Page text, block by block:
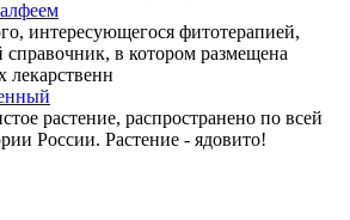
интересующегося фитотерапией,
в котором размещена
растение, распространено по всей
России. Растение - ядовито!